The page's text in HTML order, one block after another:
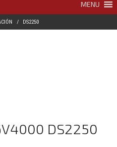
MENU
DS2250
DS2250